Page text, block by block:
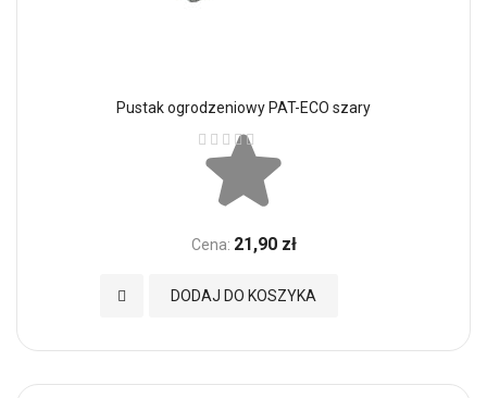
Pustak ogrodzeniowy PAT-ECO szary
Ocena:
Cena: 21,90 zł
DODAJ DO KOSZYKA
Dodaj do Ulubionych